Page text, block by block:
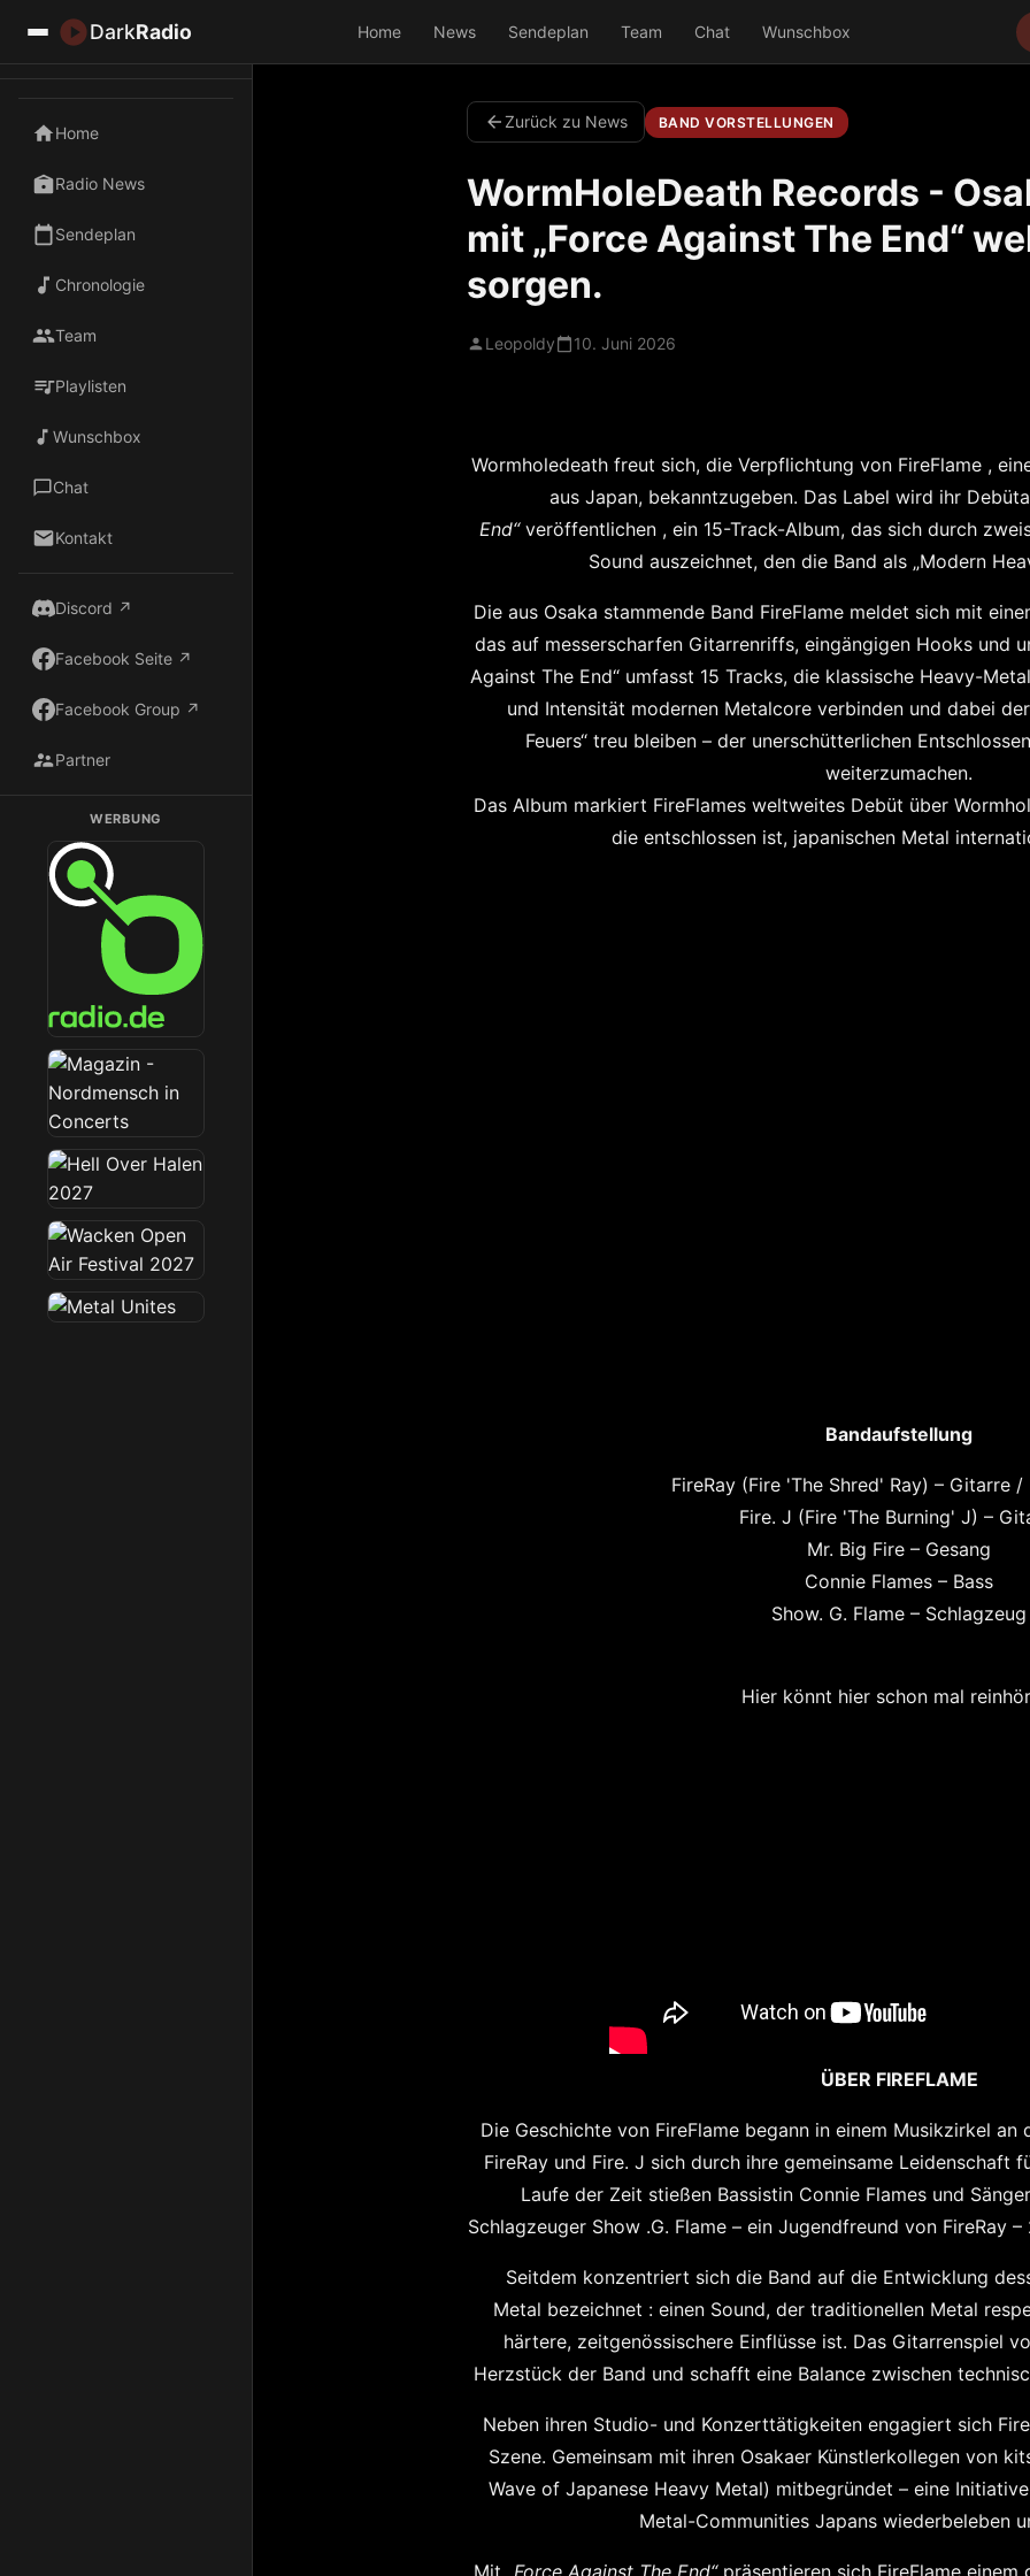
DarkRadio Home News Sendeplan Team Chat Wunschbox
Home
Radio News
Sendeplan
Chronologie
Team
Playlisten
Wunschbox
Chat
Kontakt
Discord ↗
Facebook Seite ↗
Facebook Group ↗
Partner
WERBUNG
Dark Radio auf Radio.de hören
Zurück zu News BAND VORSTELLUNGEN
WormHoleDeath Records -
mit „Force Against The End“
sorgen.
Leopoldy 10. Juni 2026
Wormholedeath freut sich, die Verpflichtung von FireFlame ,
aus Japan, bekanntzugeben. Das Label wird ihr
End“veröffentlichen , ein 15-Track-Album, das sich durch
Sound auszeichnet, den die Band als „Modern
Die aus Osaka stammende Band FireFlame meldet sich mit
das auf messerscharfen Gitarrenriffs, eingängigen Hooks und
Against The End“ umfasst 15 Tracks, die klassische Heavy-
und Intensität modernen Metalcore verbinden und dabei
Feuers“treu bleiben – der unerschütterlichen
weiterzumachen.
Das Album markiert FireFlames weltweites Debüt über
die entschlossen ist, japanischen Metal
Bandaufstellung
FireRay (Fire 'The Shred' Ray) – Gitarre /
Fire. J (Fire 'The Burning' J) –
Mr. Big Fire – Gesang
Connie Flames – Bass
Show. G. Flame – Schlagzeug
Hier könnt hier schon mal
ÜBER FIREFLAME
Die Geschichte von FireFlame begann in einem Musikzirkel
FireRay und Fire. J sich durch ihre gemeinsame Leidenschaft
Laufe der Zeit stießen Bassistin Connie Flames und
Schlagzeuger Show .G. Flame – ein Jugendfreund von FireRay
Seitdem konzentriert sich die Band auf die Entwicklung
Metal bezeichnet : einen Sound, der traditionellen Metal
härtere, zeitgenössischere Einflüsse ist. Das Gitarrenspiel
Herzstück der Band und schafft eine Balance zwischen
Neben ihren Studio- und Konzerttätigkeiten engagiert sich
Szene. Gemeinsam mit ihren Osakaer Künstlerkollegen von
Wave of Japanese Heavy Metal) mitbegründet – eine
Metal-Communities Japans wiederbeleben
Mit „Force Against The End“präsentieren sich FireFlame einem